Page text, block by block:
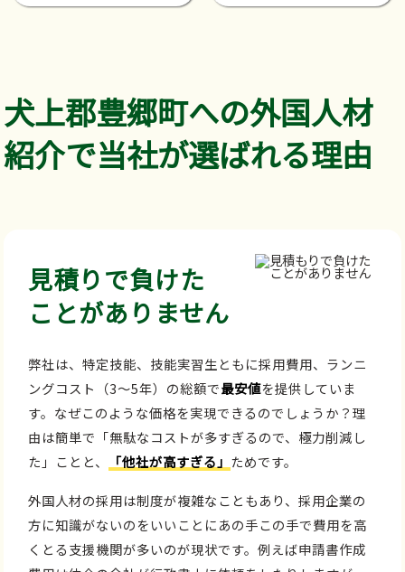
犬上郡豊郷町への外国人材
紹介で当社が選ばれる理由
見積りで負けた
ことがありません
弊社は、特定技能、技能実習生ともに採用費用、ランニ
ングコスト（3～5年）の総額で最安値を提供していま
す。なぜこのような価格を実現できるのでしょうか？理
由は簡単で「無駄なコストが多すぎるので、極力削減し
た」ことと、
「他社が高すぎる」 ためです。
外国人材の採用は制度が複雑なこともあり、採用企業の
方に知識がないのをいいことにあの手この手で費用を高
くとる支援機関が多いのが現状です。例えば申請書作成